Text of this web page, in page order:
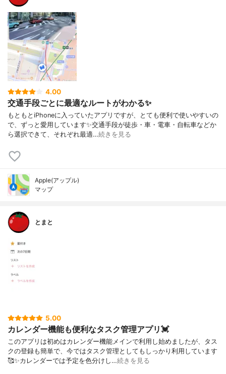
4.00
交通手段ごとに最適なルートがわかる✨
もともとiPhoneに入っていたアプリですが、とても便利で使いやすいの
で、ずっと愛用しています✨交通手段が徒歩・車・電車・自転車などか
ら選択できて、それぞれ最適…続きを見る
Apple(アップル)
マップ
とまと
5.00
カレンダー機能も便利なタスク管理アプリ💓
このアプリは初めはカレンダー機能メインで利用し始めましたが、タス
クの登録も簡単で、今ではタスク管理としてもしっかり利用しています
🥰✨カレンダーでは予定を色分けし…続きを見る